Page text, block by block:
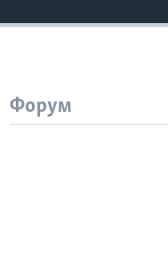
Форум